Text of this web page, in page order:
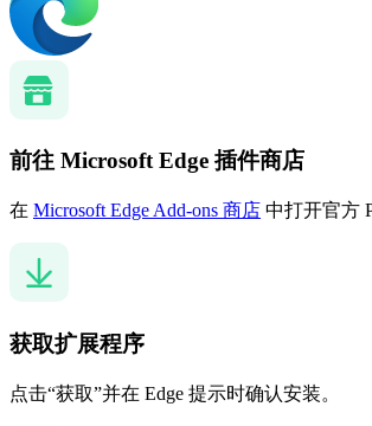
前往 Microsoft Edge 插件商店
在 Microsoft Edge Add‑ons 商店 中打开官方
获取扩展程序
点击“获取”并在 Edge 提示时确认安装。